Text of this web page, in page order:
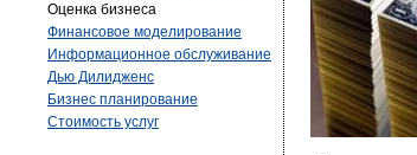
Оценка бизнеса
Финансовое моделирование
Информационное обслуживание
Дью Дилидженс
Бизнес планирование
Стоимость услуг